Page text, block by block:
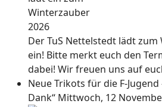
Der TuS Nettelstedt lädt
ein! Bitte merkt euch den
dabei! Wir freuen uns auf
Neue Trikots für die F-Jugend
Dank“ Mittwoch, 12